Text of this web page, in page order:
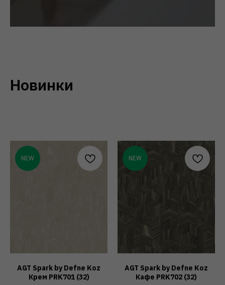
Новинки
NEW
AGT Spark by Defne Koz
Крем PRK701 (32)
NEW
AGT Spark by Defne Koz
Кафе PRK702 (32)